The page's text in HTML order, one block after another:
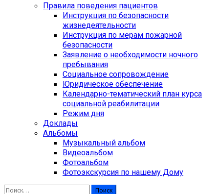
Правила поведения пациентов
Инструкция по безопасности
жизнедеятельности
Инструкция по мерам пожарной
безопасности
Заявление о необходимости ночного
пребывания
Социальное сопровождение
Юридическое обеспечение
Календарно-тематический план курса
социальной реабилитации
Режим дня
Доклады
Альбомы
Музыкальный альбом
Видеоальбом
Фотоальбом
Фотоэкскурсия по нашему Дому
Найти: